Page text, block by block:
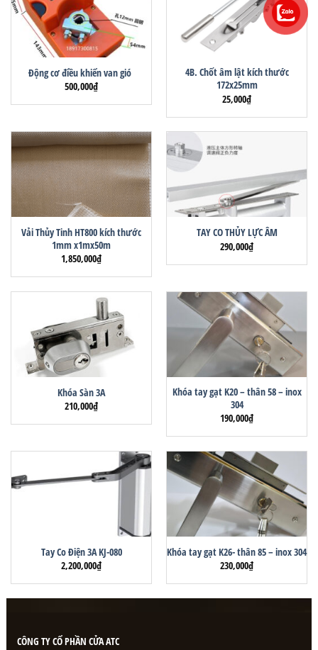
Động cơ điều khiển van gió
500,000₫
4B. Chốt âm lật kích thước
172x25mm
25,000₫
Vải Thủy Tinh HT800 kích thước
1mm x1mx50m
1,850,000₫
TAY CO THỦY LỰC ÂM
290,000₫
Khóa Sàn 3A
210,000₫
Khóa tay gạt K20 – thân 58 – inox
304
190,000₫
Tay Co Điện 3A KJ-080
2,200,000₫
Khóa tay gạt K26- thân 85 – inox 304
230,000₫
CÔNG TY CỔ PHẦN CỬA ATC